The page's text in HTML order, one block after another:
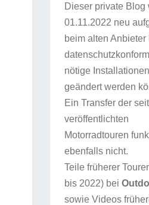
Dieser private Blog
01.11.2022 neu
beim alten Anbieter
nötige
geändert werden
Ein Transfer der
veröffentlichten
Motorradtouren
ebenfalls nicht.
Teile früherer
bis 2022) bei
sowie Videos